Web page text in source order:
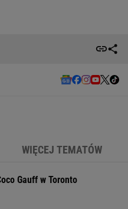
WIĘCEJ TEMATÓW
Gauff w Toronto